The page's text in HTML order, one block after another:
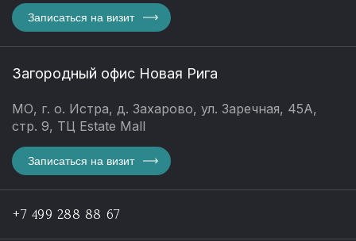
Записаться на визит
Загородный офис Новая Рига
МО, г. о. Истра, д. Захарово, ул. Заречная, 45А,
стр. 9, ТЦ Estate Mall
Записаться на визит
+7 499 288 88 67